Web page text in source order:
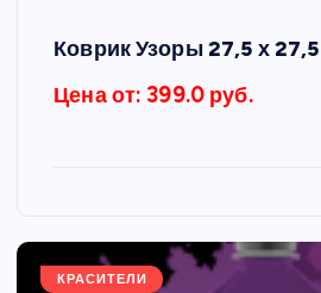
Коврик Узоры 27,5 х
Цена от: 399.0 руб.
КРАСИТЕЛИ